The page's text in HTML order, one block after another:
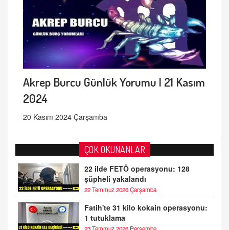
Akrep Burcu Günlük Yorumu | 21 Kasım
2024
20 Kasım 2024 Çarşamba
ÇOK OKUNANLAR
22 ilde FETÖ operasyonu: 128
şüpheli yakalandı
22 Temmuz 2026 Çarşamba
Fatih'te 31 kilo kokain operasyonu:
1 tutuklama